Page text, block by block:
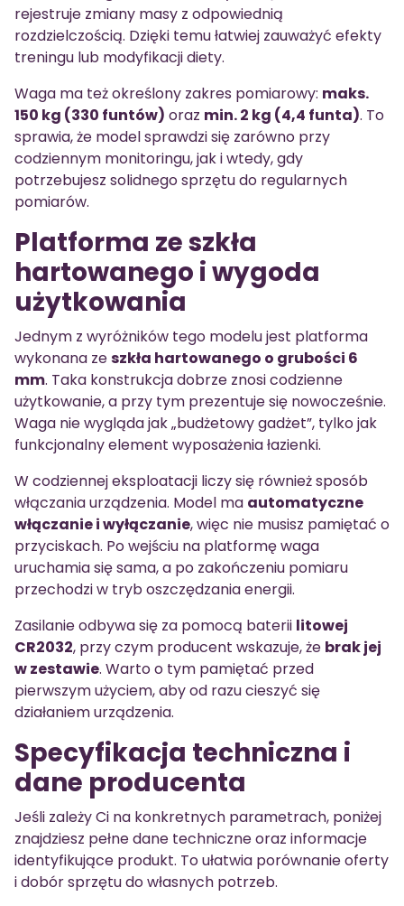
rejestruje zmiany masy z odpowiednią
rozdzielczością. Dzięki temu łatwiej zauważyć efekty
treningu lub modyfikacji diety.
Waga ma też określony zakres pomiarowy: maks.
150 kg (330 funtów) oraz min. 2 kg (4,4 funta). To
sprawia, że model sprawdzi się zarówno przy
codziennym monitoringu, jak i wtedy, gdy
potrzebujesz solidnego sprzętu do regularnych
pomiarów.
Platforma ze szkła
hartowanego i wygoda
użytkowania
Jednym z wyróżników tego modelu jest platforma
wykonana zeszkła hartowanego o grubości 6
mm. Taka konstrukcja dobrze znosi codzienne
użytkowanie, a przy tym prezentuje się nowocześnie.
Waga nie wygląda jak „budżetowy gadżet”, tylko jak
funkcjonalny element wyposażenia łazienki.
W codziennej eksploatacji liczy się również sposób
włączania urządzenia. Model ma automatyczne
włączanie i wyłączanie, więc nie musisz pamiętać o
przyciskach. Po wejściu na platformę waga
uruchamia się sama, a po zakończeniu pomiaru
przechodzi w tryb oszczędzania energii.
Zasilanie odbywa się za pomocą baterii litowej
CR2032, przy czym producent wskazuje, że brak jej
w zestawie. Warto o tym pamiętać przed
pierwszym użyciem, aby od razu cieszyć się
działaniem urządzenia.
Specyfikacja techniczna i
dane producenta
Jeśli zależy Ci na konkretnych parametrach, poniżej
znajdziesz pełne dane techniczne oraz informacje
identyfikujące produkt. To ułatwia porównanie oferty
i dobór sprzętu do własnych potrzeb.